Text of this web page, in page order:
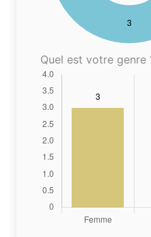
Quel est votre genre